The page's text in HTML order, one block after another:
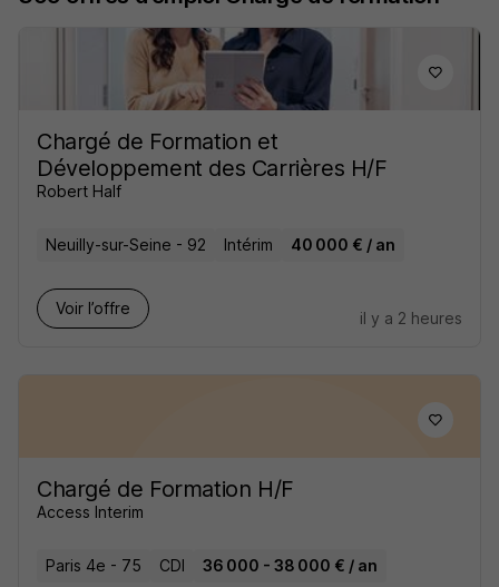
Chargé de Formation et
Développement des Carrières H/F
Robert Half
Neuilly-sur-Seine - 92 Intérim 40 000 € / an
Voir l’offre
il y a 2 heures
Chargé de Formation H/F
Access Interim
Paris 4e - 75 CDI 36 000 - 38 000 € / an